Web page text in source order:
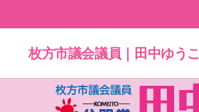
枚方市議会議員｜田中ゆうこ